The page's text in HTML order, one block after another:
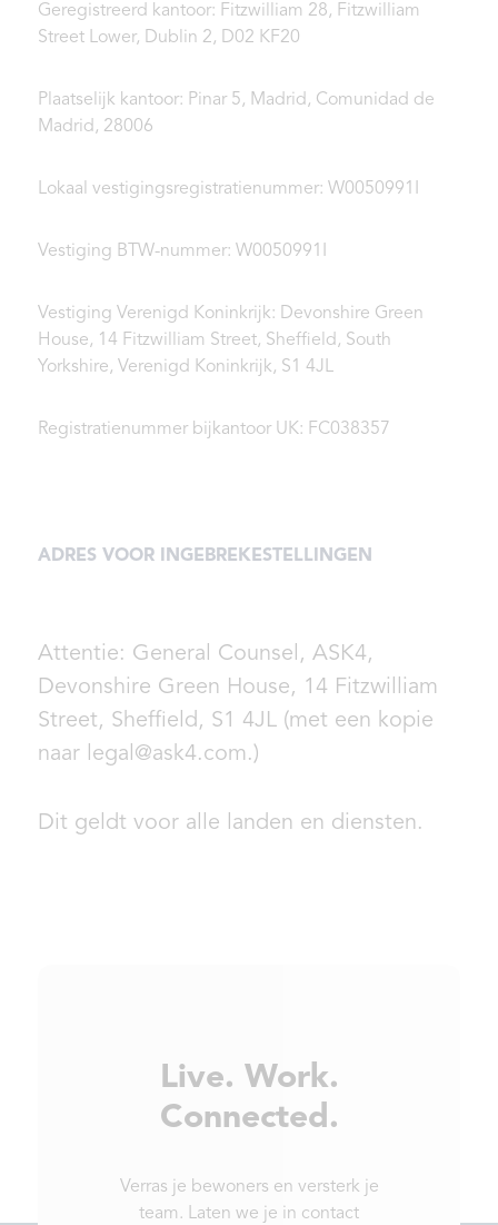
Geregistreerd kantoor: Fitzwilliam 28, Fitzwilliam
Street Lower, Dublin 2, D02 KF20
Plaatselijk kantoor: Pinar 5, Madrid, Comunidad de
Madrid, 28006
Lokaal vestigingsregistratienummer: W0050991I
Vestiging BTW-nummer: W0050991I
Vestiging Verenigd Koninkrijk: Devonshire Green
House, 14 Fitzwilliam Street, Sheffield, South
Yorkshire, Verenigd Koninkrijk, S1 4JL
Registratienummer bijkantoor UK: FC038357
ADRES VOOR INGEBREKESTELLINGEN
Attentie: General Counsel, ASK4,
Devonshire Green House, 14 Fitzwilliam
Street, Sheffield, S1 4JL (met een kopie
naar legal@ask4.com.)
Dit geldt voor alle landen en diensten.
Live. Work.
Connected.
Verras je bewoners en versterk je
team. Laten we je in contact